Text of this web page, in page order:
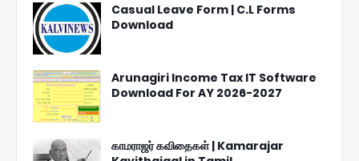
Casual Leave Form | C.L Forms
Download
Arunagiri Income Tax IT Software
Download For AY 2026-2027
காமராஜர் கவிதைகள் | Kamarajar